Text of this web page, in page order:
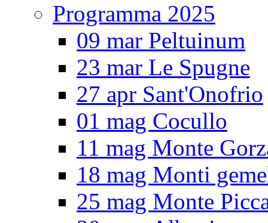
Programma 2025
09 mar Peltuinum
23 mar Le Spugne
27 apr Sant'Onofrio
01 mag Cocullo
11 mag Monte
18 mag Monti
25 mag Monte